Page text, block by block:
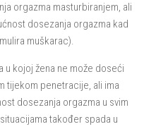
orgazma masturbiranjem, ali
dosezanja orgazma kad
muškarac).
u kojoj žena ne može doseći
tijekom penetracije, ali ima
dosezanja orgazma u svim
također spada u